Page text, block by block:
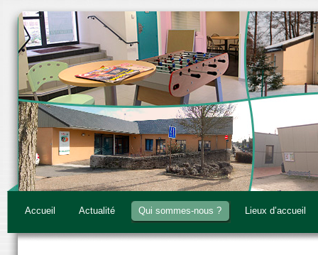
Accueil Actualité Qui sommes-nous ? Lieux d’accueil